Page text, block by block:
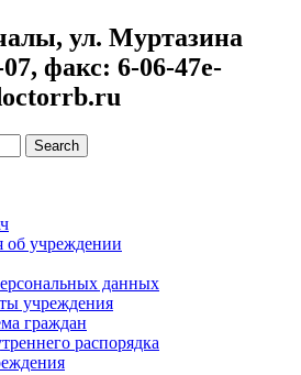
ул. Муртазина
факс: 6-06-47e-
учреждении
данных
учреждения
граждан
распорядка